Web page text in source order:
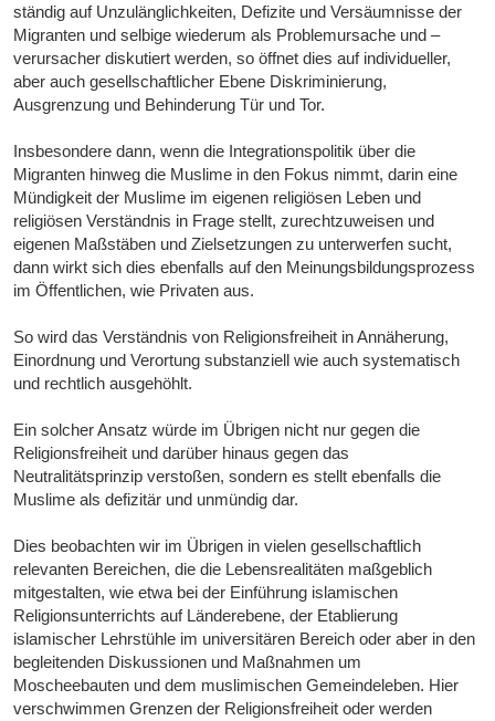
ständig auf Unzulänglichkeiten, Defizite und Versäumnisse der
Migranten und selbige wiederum als Problemursache und –
verursacher diskutiert werden, so öffnet dies auf individueller,
aber auch gesellschaftlicher Ebene Diskriminierung,
Ausgrenzung und Behinderung Tür und Tor.
Insbesondere dann, wenn die Integrationspolitik über die
Migranten hinweg die Muslime in den Fokus nimmt, darin eine
Mündigkeit der Muslime im eigenen religiösen Leben und
religiösen Verständnis in Frage stellt, zurechtzuweisen und
eigenen Maßstäben und Zielsetzungen zu unterwerfen sucht,
dann wirkt sich dies ebenfalls auf den Meinungsbildungsprozess
im Öffentlichen, wie Privaten aus.
So wird das Verständnis von Religionsfreiheit in Annäherung,
Einordnung und Verortung substanziell wie auch systematisch
und rechtlich ausgehöhlt.
Ein solcher Ansatz würde im Übrigen nicht nur gegen die
Religionsfreiheit und darüber hinaus gegen das
Neutralitätsprinzip verstoßen, sondern es stellt ebenfalls die
Muslime als defizitär und unmündig dar.
Dies beobachten wir im Übrigen in vielen gesellschaftlich
relevanten Bereichen, die die Lebensrealitäten maßgeblich
mitgestalten, wie etwa bei der Einführung islamischen
Religionsunterrichts auf Länderebene, der Etablierung
islamischer Lehrstühle im universitären Bereich oder aber in den
begleitenden Diskussionen und Maßnahmen um
Moscheebauten und dem muslimischen Gemeindeleben. Hier
verschwimmen Grenzen der Religionsfreiheit oder werden